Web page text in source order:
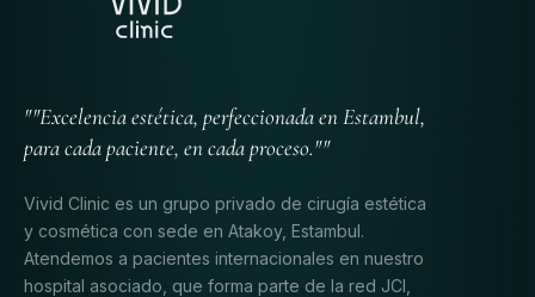
""Excelencia estética, perfeccionada en Estambul,
para cada paciente, en cada proceso.""
Vivid Clinic es un grupo privado de cirugía estética
y cosmética con sede en Atakoy, Estambul.
Atendemos a pacientes internacionales en nuestro
hospital asociado, que forma parte de la red JCI,